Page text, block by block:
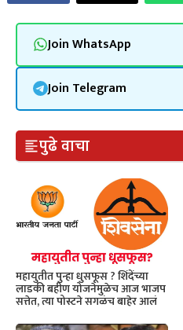
Join WhatsApp
Join Telegram
पुढे वाचा
महायुतीत पुन्हा धुसफूस ? शिंदेंच्या
लाडकी बहीण योजनेमुळेच आज भाजप
सत्तेत, त्या पोस्टने सगळंच बाहेर आलं